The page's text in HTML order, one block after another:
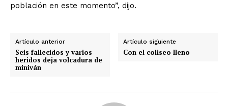
población en este momento”, dijo.
Artículo anterior
Seis fallecidos y varios
heridos deja volcadura de
miniván
Artículo siguiente
Con el coliseo lleno